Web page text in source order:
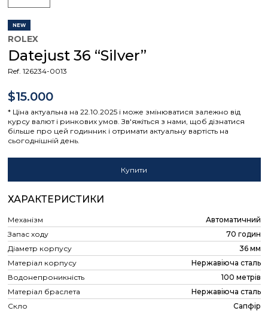
NEW
ROLEX
Datejust 36 “Silver”
Ref. 126234-0013
$15.000
* Ціна актуальна на 22.10.2025 і може змінюватися залежно від
курсу валют і ринкових умов. Зв'яжіться з нами, щоб дізнатися
більше про цей годинник і отримати актуальну вартість на
сьогоднішній день.
Купити
ХАРАКТЕРИСТИКИ
Механізм
Автоматичний
Запас ходу
70 годин
Діаметр корпусу
36 мм
Матеріал корпусу
Нержавіюча сталь
Водонепроникність
100 метрів
Матеріал браслета
Нержавіюча сталь
Скло
Сапфір